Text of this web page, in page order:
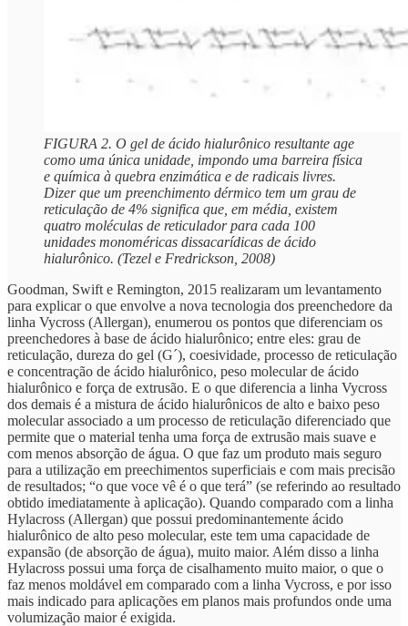
FIGURA 2. O gel de ácido hialurônico resultante age
como uma única unidade, impondo uma barreira física
e química à quebra enzimática e de radicais livres.
Dizer que um preenchimento dérmico tem um grau de
reticulação de 4% significa que, em média, existem
quatro moléculas de reticulador para cada 100
unidades monoméricas dissacarídicas de ácido
hialurônico. (Tezel e Fredrickson, 2008)
Goodman, Swift e Remington, 2015 realizaram um levantamento
para explicar o que envolve a nova tecnologia dos preenchedore da
linha Vycross (Allergan), enumerou os pontos que diferenciam os
preenchedores à base de ácido hialurônico; entre eles: grau de
reticulação, dureza do gel (G´), coesividade, processo de reticulação
e concentração de ácido hialurônico, peso molecular de ácido
hialurônico e força de extrusão. E o que diferencia a linha Vycross
dos demais é a mistura de ácido hialurônicos de alto e baixo peso
molecular associado a um processo de reticulação diferenciado que
permite que o material tenha uma força de extrusão mais suave e
com menos absorção de água. O que faz um produto mais seguro
para a utilização em preechimentos superficiais e com mais precisão
de resultados; “o que voce vê é o que terá” (se referindo ao resultado
obtido imediatamente à aplicação). Quando comparado com a linha
Hylacross (Allergan) que possui predominantemente ácido
hialurônico de alto peso molecular, este tem uma capacidade de
expansão (de absorção de água), muito maior. Além disso a linha
Hylacross possui uma força de cisalhamento muito maior, o que o
faz menos moldável em comparado com a linha Vycross, e por isso
mais indicado para aplicações em planos mais profundos onde uma
volumização maior é exigida.